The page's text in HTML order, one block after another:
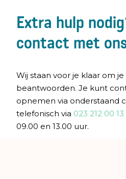
Extra hulp
contact met
Wij staan voor je klaar om
beantwoorden. Je kunt
opnemen via onderstaand
telefonisch via 023 212 00 13
09.00 en 13.00 uur.